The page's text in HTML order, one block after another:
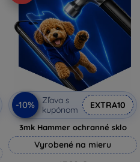
-10%
Zľava s
kupónom
EXTRA10
3mk Hammer ochranné sklo
Vyrobené na mieru